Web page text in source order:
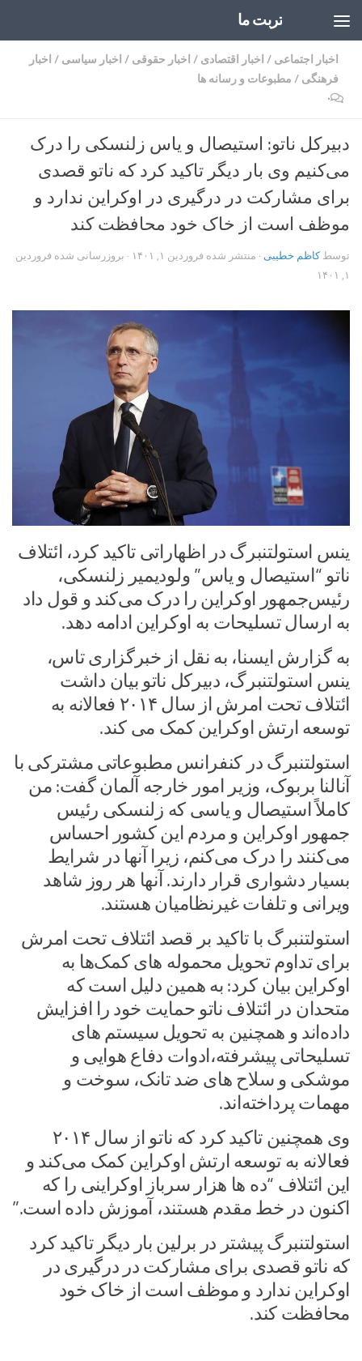
تربت ما
اخبار اجتماعی / اخبار اقتصادی / اخبار حقوقی / اخبار سیاسی / اخبار
فرهنگی / مطبوعات و رسانه ها
۰
دبیرکل ناتو: استیصال و یاس زلنسکی را درک
می‌کنیم وی بار دیگر تاکید کرد که ناتو قصدی
برای مشارکت در درگیری در اوکراین ندارد و
موظف است از خاک خود محافظت کند
توسطکاظم خطیبی · منتشر شده فروردین ۱, ۱۴۰۱ · بروزرسانی شده فروردین
۱, ۱۴۰۱
ینس استولتنبرگ در اظهاراتی تاکید کرد، ائتلاف
ناتو “استیصال و یاس” ولودیمیر زلنسکی،
رئیس‌جمهور اوکراین را درک می‌کند و قول داد
به ارسال تسلیحات به اوکراین ادامه دهد.
به گزارش ایسنا، به نقل از خبرگزاری تاس،
ینس استولتنبرگ، دبیرکل ناتو بیان داشت
ائتلاف تحت امرش از سال ۲۰۱۴ فعالانه به
توسعه ارتش اوکراین کمک می کند.
استولتنبرگ در کنفرانس مطبوعاتی مشترکی با
آنالنا بربوک، وزیر امور خارجه آلمان گفت: من
کاملاً استیصال و یاسی که زلنسکی رئیس
جمهور اوکراین و مردم این کشور احساس
می‌کنند را درک می‌کنم، زیرا آنها در شرایط
بسیار دشواری قرار دارند. آنها هر روز شاهد
ویرانی و تلفات غیرنظامیان هستند.
استولتنبرگ با تاکید بر قصد ائتلاف تحت امرش
برای تداوم تحویل محموله های کمک‌ها به
اوکراین بیان کرد: به همین دلیل است که
متحدان در ائتلاف ناتو حمایت خود را افزایش
داده‌اند و همچنین به تحویل سیستم های
تسلیحاتی پیشرفته،ادوات دفاع هوایی و
موشکی و سلاح های ضد تانک، سوخت و
مهمات پرداخته‌اند.
وی همچنین تاکید کرد که ناتو از سال ۲۰۱۴
فعالانه به توسعه ارتش اوکراین کمک می‌کند و
این ائتلاف “ده ها هزار سرباز اوکراینی را که
اکنون در خط مقدم هستند، آموزش داده است.”
استولتنبرگ پیشتر در برلین بار دیگر تاکید کرد
که ناتو قصدی برای مشارکت در درگیری در
اوکراین ندارد و موظف است از خاک خود
محافظت کند.